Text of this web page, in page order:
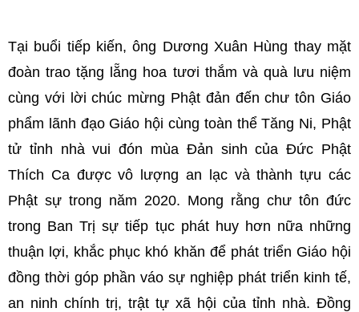
Tại buổi tiếp kiến, ông Dương Xuân Hùng thay mặt
đoàn trao tặng lẵng hoa tươi thắm và quà lưu niệm
cùng với lời chúc mừng Phật đản đến chư tôn Giáo
phẩm lãnh đạo Giáo hội cùng toàn thể Tăng Ni, Phật
tử tỉnh nhà vui đón mùa Đản sinh của Đức Phật
Thích Ca được vô lượng an lạc và thành tựu các
Phật sự trong năm 2020. Mong rằng chư tôn đức
trong Ban Trị sự tiếp tục phát huy hơn nữa những
thuận lợi, khắc phục khó khăn để phát triển Giáo hội
đồng thời góp phần váo sự nghiệp phát triển kinh tế,
an ninh chính trị, trật tự xã hội của tỉnh nhà. Đồng